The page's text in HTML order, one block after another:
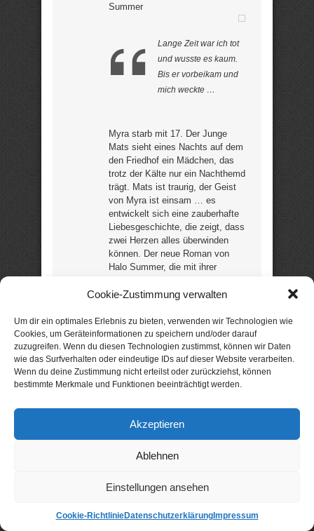
Cookie-Zustimmung verwalten
Um dir ein optimales Erlebnis zu bieten, verwenden wir Technologien wie
Cookies, um Geräteinformationen zu speichern und/oder darauf
zuzugreifen. Wenn du diesen Technologien zustimmst, können wir Daten
wie das Surfverhalten oder eindeutige IDs auf dieser Website verarbeiten.
Wenn du deine Zustimmung nicht erteilst oder zurückziehst, können
bestimmte Merkmale und Funktionen beeinträchtigt werden.
Akzeptieren
Ablehnen
Einstellungen ansehen
Cookie-RichtlinieDatenschutzerklärungImpressum
Summer
Lange Zeit war ich tot
und wusste es kaum.
Bis er vorbeikam und
mich weckte …
Myra starb mit 17. Der Junge
Mats sieht eines Nachts auf dem
den Friedhof ein Mädchen, das
trotz der Kälte nur ein Nachthemd
trägt. Mats ist traurig, der Geist
von Myra ist einsam … es
entwickelt sich eine zauberhafte
Liebesgeschichte, die zeigt, dass
zwei Herzen alles überwinden
können. Der neue Roman von
Halo Summer, die mit ihrer
Saga“ tausende Leser begeistern
Grenzen. Klingt kitschig, ist aber
schön …“ (Leser) (6 Rezensionen
/ 5,0 Sterne) (ca. 111 Seiten) –
noch günstig?
Sonst wird dich der
Jäger holen
versucht sich Georg,